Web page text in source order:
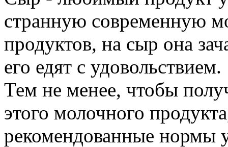
странную современную
продуктов, на сыр она
его едят с удовольствием.
Тем не менее, чтобы
этого молочного
рекомендованные нормы